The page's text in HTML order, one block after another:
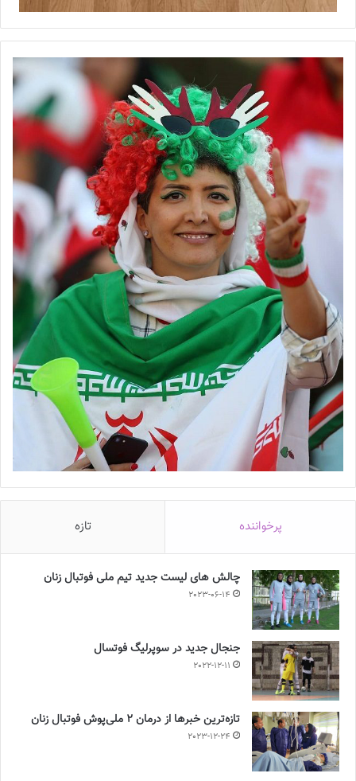
پرخواننده تازه
چالش هاى ليست جدید تيم ملى فوتبال زنان
2023-06-14
جنجال جدید در سوپرلیگ فوتسال
2022-12-11
تازه‌ترین خبرها از درمان ۲ ملی‌پوش فوتبال زنان
2023-12-24